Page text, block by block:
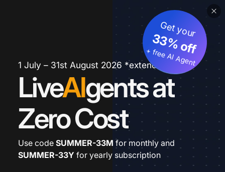
1 July – 31st August 2026 *extended
LiveAIgents at
Zero Cost
Get your
33% off
+ free AI Agent
Use code SUMMER-33M for monthly and
SUMMER-33Y for yearly subscription